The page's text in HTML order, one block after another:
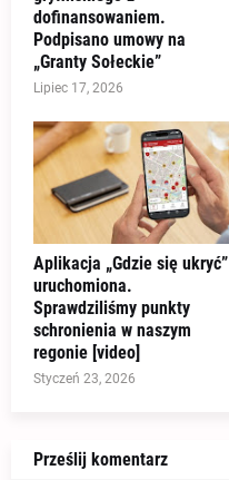
dofinansowaniem.
Podpisano umowy na
„Granty Sołeckie”
Lipiec 17, 2026
Aplikacja „Gdzie się ukryć”
uruchomiona.
Sprawdziliśmy punkty
schronienia w naszym
regonie [video]
Styczeń 23, 2026
Prześlij komentarz